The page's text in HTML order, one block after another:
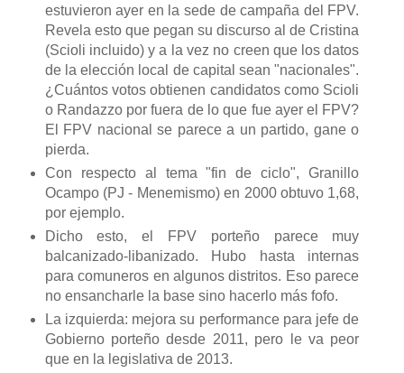
estuvieron ayer en la sede de campaña del FPV.
Revela esto que pegan su discurso al de Cristina
(Scioli incluido) y a la vez no creen que los datos
de la elección local de capital sean "nacionales".
¿Cuántos votos obtienen candidatos como Scioli
o Randazzo por fuera de lo que fue ayer el FPV?
El FPV nacional se parece a un partido, gane o
pierda.
Con respecto al tema "fin de ciclo", Granillo
Ocampo (PJ - Menemismo) en 2000 obtuvo 1,68,
por ejemplo.
Dicho esto, el FPV porteño parece muy
balcanizado-libanizado. Hubo hasta internas
para comuneros en algunos distritos. Eso parece
no ensancharle la base sino hacerlo más fofo.
La izquierda: mejora su performance para jefe de
Gobierno porteño desde 2011, pero le va peor
que en la legislativa de 2013.